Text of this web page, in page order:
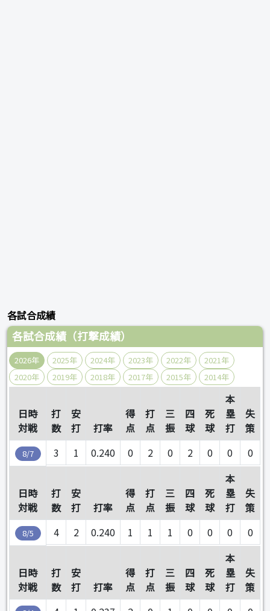
各試合成績
各試合成績（打撃成績）
2026年 2025年 2024年 2023年 2022年
2021年
2020年
2019年 2018年 2017年 2015年 2014年
日時
対戦
打
数
安
打
打率
得
点
打
点
三
振
四
球
死
球
本
塁
打
失
策
8/7 3 1 0.240 0 2 0 2 0 0 0
日時
対戦
打
数
安
打
打率
得
点
打
点
三
振
四
球
死
球
本
塁
打
失
策
8/5 4 2 0.240 1 1 1 0 0 0 0
日時
対戦
打
数
安
打
打率
得
点
打
点
三
振
四
球
死
球
本
塁
打
失
策